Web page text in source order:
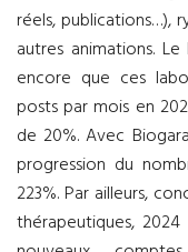
réels, publications…),
autres animations.
encore que ces
posts par mois en
de 20%. Avec
progression du
223%. Par ailleurs,
thérapeutiques,